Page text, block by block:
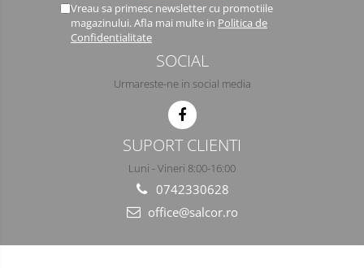
Vreau sa primesc newsletter cu promotiile
magazinului. Afla mai multe in Politica de
Confidentialitate
SOCIAL
Urmareste-ne in social media
SUPORT CLIENTI
Luni - Vineri 8:00-16:00
0742330628
office@salcor.ro